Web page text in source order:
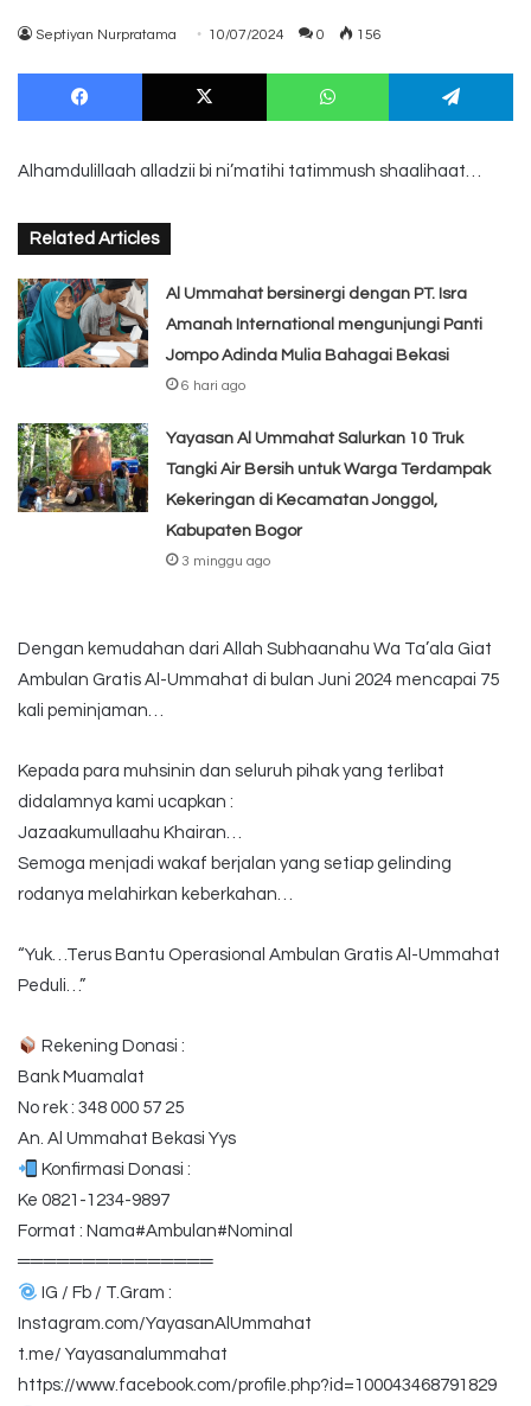
Septiyan Nurpratama 10/07/2024 0 156
Facebook X WhatsApp
Alhamdulillaah alladzii bi ni’matihi tatimmush shaalihaat…
Related Articles
Al Ummahat bersinergi dengan PT. Isra
Amanah International mengunjungi Panti
Jompo Adinda Mulia Bahagai Bekasi
6 hari ago
Yayasan Al Ummahat Salurkan 10 Truk
Tangki Air Bersih untuk Warga Terdampak
Kekeringan di Kecamatan Jonggol,
Kabupaten Bogor
3 minggu ago
Dengan kemudahan dari Allah Subhaanahu Wa Ta’ala Giat
Ambulan Gratis Al-Ummahat di bulan Juni 2024 mencapai 75
kali peminjaman…
Kepada para muhsinin dan seluruh pihak yang terlibat
didalamnya kami ucapkan :
Jazaakumullaahu Khairan…
Semoga menjadi wakaf berjalan yang setiap gelinding
rodanya melahirkan keberkahan…
“Yuk…Terus Bantu Operasional Ambulan Gratis Al-Ummahat
Peduli…”
Rekening Donasi :
Bank Muamalat
No rek : 348 000 57 25
An. Al Ummahat Bekasi Yys
Konfirmasi Donasi :
Ke 0821-1234-9897
Format : Nama#Ambulan#Nominal
═══════════════
IG / Fb / T.Gram :
Instagram.com/YayasanAlUmmahat
t.me/ Yayasanalummahat
https://www.facebook.com/profile.php?id=100043468791829